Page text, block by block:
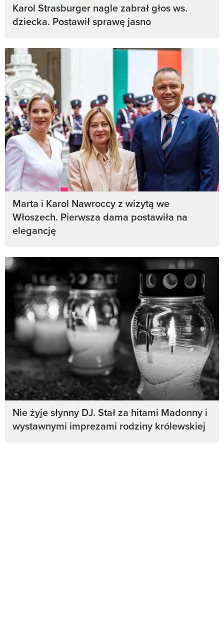
Karol Strasburger nagle zabrał głos ws.
dziecka. Postawił sprawę jasno
Marta i Karol Nawroccy z wizytą we
Włoszech. Pierwsza dama postawiła na
elegancję
Nie żyje słynny DJ. Stał za hitami Madonny i
wystawnymi imprezami rodziny królewskiej